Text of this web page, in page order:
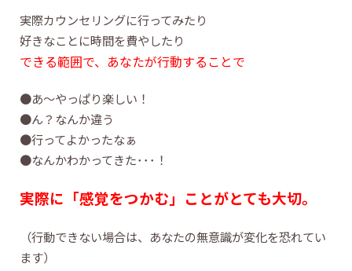
実際カウンセリングに行ってみたり
好きなことに時間を費やしたり
できる範囲で、あなたが行動することで
●あ～やっぱり楽しい！
●ん？なんか違う
●行ってよかったなぁ
●なんかわかってきた･･･！
実際に「感覚をつかむ」ことがとても大切。
（行動できない場合は、あなたの無意識が変化を恐れてい
ます）